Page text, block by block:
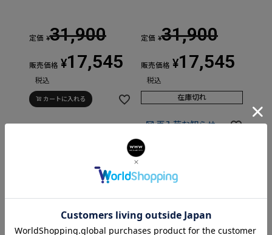
定価 ¥31,900
販売価格 ¥17,545
税込
カートに入れる
定価 ¥31,900
販売価格 ¥17,545
税込
在庫切れ
再入荷お知らせ
価格が安い順 価格が高い順